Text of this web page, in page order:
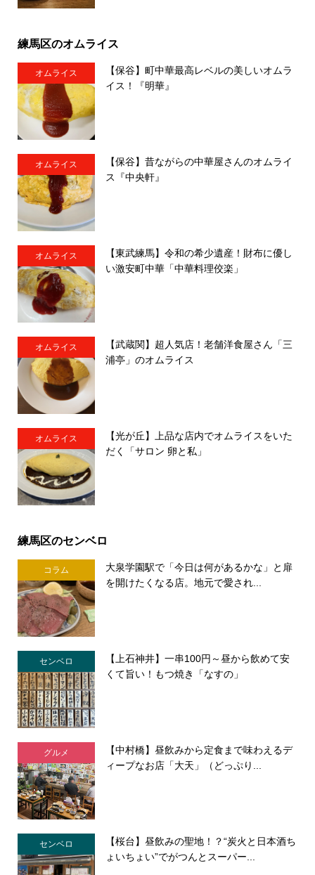
練馬区のオムライス
オムライス
【保谷】町中華最高レベルの美しいオムラ
イス！『明華』
オムライス
【保谷】昔ながらの中華屋さんのオムライ
ス『中央軒』
オムライス
【東武練馬】令和の希少遺産！財布に優し
い激安町中華「中華料理佼楽」
オムライス
【武蔵関】超人気店！老舗洋食屋さん「三
浦亭」のオムライス
オムライス
【光が丘】上品な店内でオムライスをいた
だく「サロン 卵と私」
練馬区のセンベロ
コラム
大泉学園駅で「今日は何があるかな」と扉
を開けたくなる店。地元で愛され...
センベロ
【上石神井】一串100円～昼から飲めて安
くて旨い！もつ焼き「なすの」
グルメ
【中村橋】昼飲みから定食まで味わえるデ
ィープなお店「大天」（どっぷり...
センベロ
【桜台】昼飲みの聖地！？“炭火と日本酒ち
ょいちょい”でがつんとスーパー...